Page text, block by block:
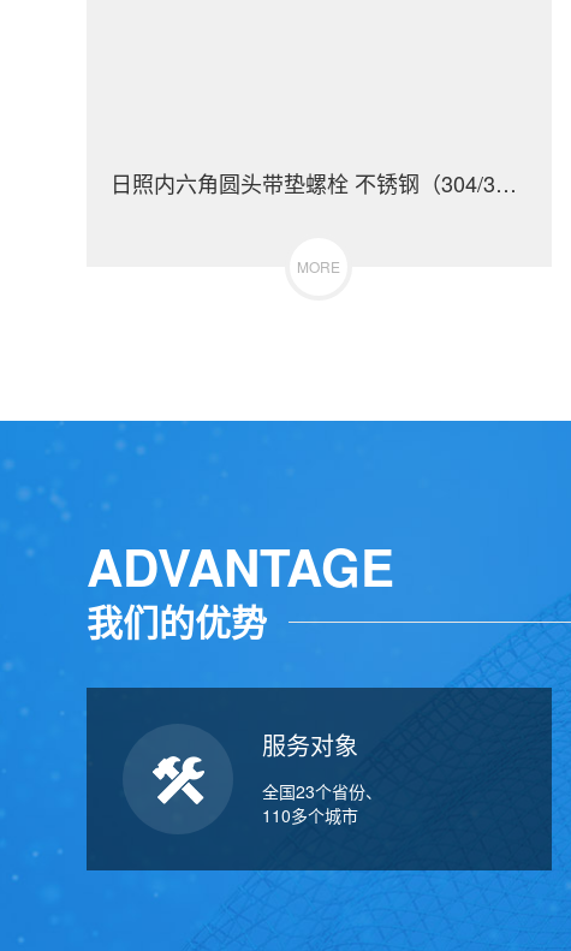
日照内六角圆头带垫螺栓 不锈钢（304/316）碳钢 合金钢
MORE
ADVANTAGE
我们的优势
服务对象
全国23个省份、
110多个城市